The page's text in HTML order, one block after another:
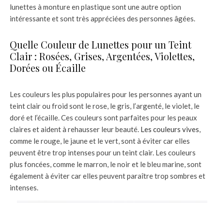
lunettes à monture en plastique sont une autre option
intéressante et sont très appréciées des personnes âgées.
Quelle Couleur de Lunettes pour un Teint
Clair : Rosées, Grises, Argentées, Violettes,
Dorées ou Écaille
Les couleurs les plus populaires pour les personnes ayant un
teint clair ou froid sont le rose, le gris, l’argenté, le violet, le
doré et l’écaille. Ces couleurs sont parfaites pour les peaux
claires et aident à rehausser leur beauté. Les couleurs vives,
comme le rouge, le jaune et le vert, sont à éviter car elles
peuvent être trop intenses pour un teint clair. Les couleurs
plus foncées, comme le marron, le noir et le bleu marine, sont
également à éviter car elles peuvent paraître trop sombres et
intenses.